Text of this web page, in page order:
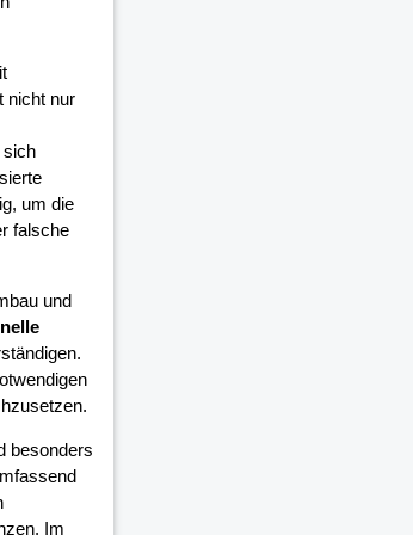
nicht nur
um die
falsche
und
besonders
Im